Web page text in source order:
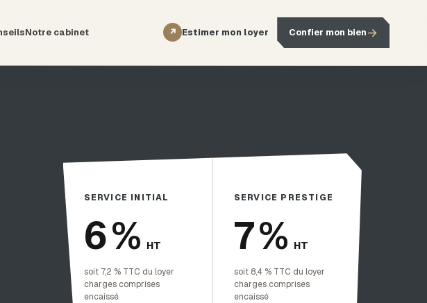
Notre cabinet ↗ Estimer mon loyer Confier mon bien→
SERVICE INITIAL
6 % HT
soit 7,2 % TTC du loyer
charges comprises
encaissé
SERVICE PRESTIGE
7 % HT
soit 8,4 % TTC du loyer
charges comprises
encaissé